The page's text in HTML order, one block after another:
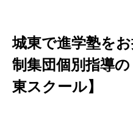
城東で進学塾を
制集団個別指導
東スクール】